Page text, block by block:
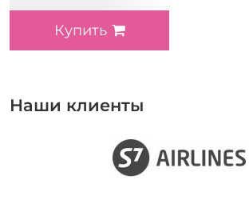
Купить
Наши клиенты